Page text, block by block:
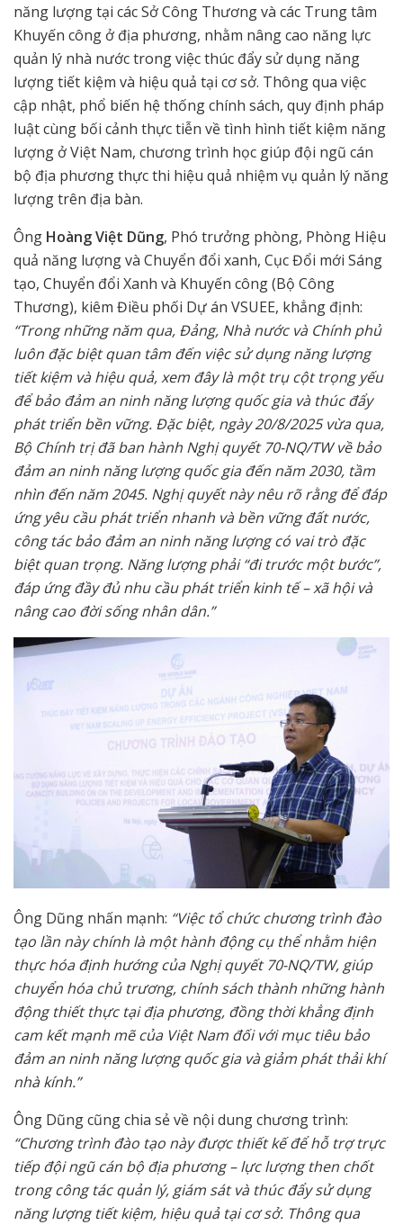
năng lượng tại các Sở Công Thương và các Trung tâm
Khuyến công ở địa phương, nhằm nâng cao năng lực
quản lý nhà nước trong việc thúc đẩy sử dụng năng
lượng tiết kiệm và hiệu quả tại cơ sở. Thông qua việc
cập nhật, phổ biến hệ thống chính sách, quy định pháp
luật cùng bối cảnh thực tiễn về tình hình tiết kiệm năng
lượng ở Việt Nam, chương trình học giúp đội ngũ cán
bộ địa phương thực thi hiệu quả nhiệm vụ quản lý năng
lượng trên địa bàn.
Ông Hoàng Việt Dũng, Phó trưởng phòng, Phòng Hiệu
quả năng lượng và Chuyển đổi xanh, Cục Đổi mới Sáng
tạo, Chuyển đổi Xanh và Khuyến công (Bộ Công
Thương), kiêm Điều phối Dự án VSUEE, khẳng định:
“Trong những năm qua, Đảng, Nhà nước và Chính phủ
luôn đặc biệt quan tâm đến việc sử dụng năng lượng
tiết kiệm và hiệu quả, xem đây là một trụ cột trọng yếu
để bảo đảm an ninh năng lượng quốc gia và thúc đẩy
phát triển bền vững. Đặc biệt, ngày 20/8/2025 vừa qua,
Bộ Chính trị đã ban hành Nghị quyết 70-NQ/TW về bảo
đảm an ninh năng lượng quốc gia đến năm 2030, tầm
nhìn đến năm 2045. Nghị quyết này nêu rõ rằng để đáp
ứng yêu cầu phát triển nhanh và bền vững đất nước,
công tác bảo đảm an ninh năng lượng có vai trò đặc
biệt quan trọng. Năng lượng phải “đi trước một bước”,
đáp ứng đầy đủ nhu cầu phát triển kinh tế – xã hội và
nâng cao đời sống nhân dân.”
Ông Dũng nhấn mạnh: “Việc tổ chức chương trình đào
tạo lần này chính là một hành động cụ thể nhằm hiện
thực hóa định hướng của Nghị quyết 70-NQ/TW, giúp
chuyển hóa chủ trương, chính sách thành những hành
động thiết thực tại địa phương, đồng thời khẳng định
cam kết mạnh mẽ của Việt Nam đối với mục tiêu bảo
đảm an ninh năng lượng quốc gia và giảm phát thải khí
nhà kính.”
Ông Dũng cũng chia sẻ về nội dung chương trình:
“Chương trình đào tạo này được thiết kế để hỗ trợ trực
tiếp đội ngũ cán bộ địa phương – lực lượng then chốt
trong công tác quản lý, giám sát và thúc đẩy sử dụng
năng lượng tiết kiệm, hiệu quả tại cơ sở. Thông qua